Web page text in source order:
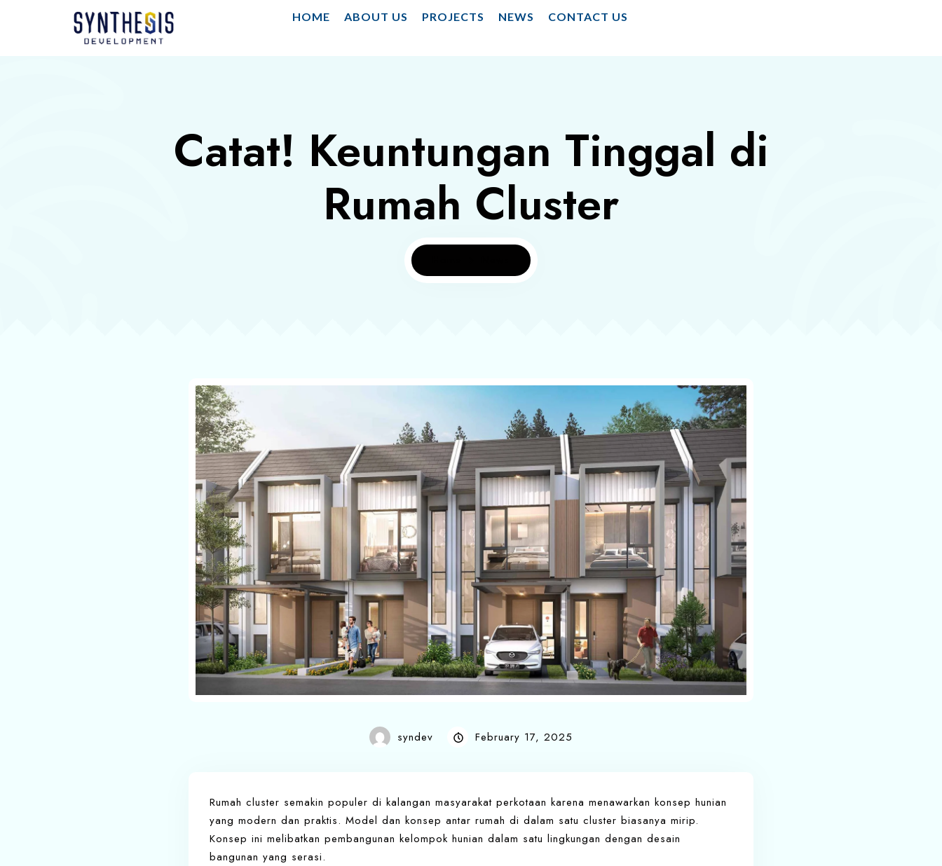
HOME ABOUT US PROJECTS NEWS CONTACT US
Catat! Keuntungan Tinggal di
Rumah Cluster
syndev February 17, 2025
Rumah cluster semakin populer di kalangan masyarakat perkotaan karena menawarkan konsep hunian
yang modern dan praktis. Model dan konsep antar rumah di dalam satu cluster biasanya mirip.
Konsep ini melibatkan pembangunan kelompok hunian dalam satu lingkungan dengan desain
bangunan yang serasi.